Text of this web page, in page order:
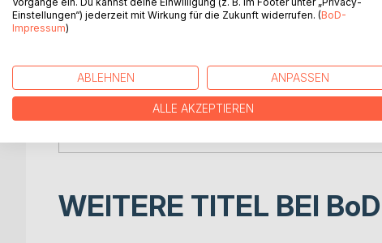
Vergangenheit wird er mich niemals aufklären. Aber
ist wie ein Taumel, der mich zu ihm zieht. Zum
Was will er von mir? Was glaubt er aus mir zu
seine Pläne gebrauchen? Oder als Spielzeug für
Anteilen als Herr-Sklavin-Paar geprägt.
Dies ist die digitale Reproduktion der Originalausgabe
WEITERE TITEL BEI BoD
Einstellungen“) jederzeit mit Wirkung für die Zukunft widerrufen. (BoD-
Impressum)
ABLEHNEN ANPASSEN
ALLE AKZEPTIEREN